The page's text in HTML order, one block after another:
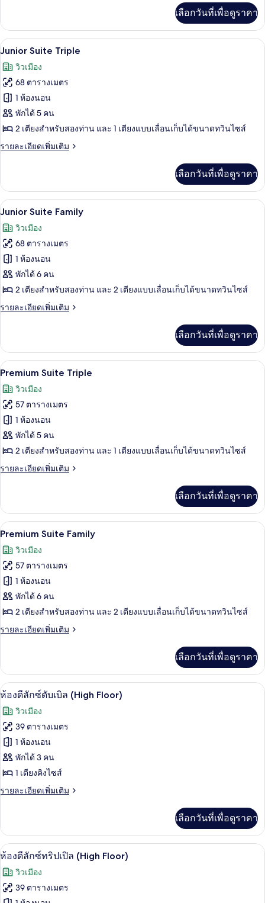
เกี่ยว
กับ
Royal
Family
Room
เลือกวันที่เพื่อดูราคา
เปิด
ภาพถ่าย
ทั้งหมด
ของ
Junior
Suite
Triple
ตู้นิรภัยในห้องพัก, โต๊ะทำงาน, พื้นที่ท
12
Junior Suite Triple
วิวเมือง
68 ตารางเมตร
1 ห้องนอน
พักได้ 5 คน
2 เตียงสำหรับสองท่าน และ 1 เตียงแบบเลื่อนเก็บได้ขนาดทวินไซส์
รายละเอียดเพิ่มเติม
ราย
เกี่ยว
กับ
Junior
Triple
เลือกวันที่เพื่อดูราคา
เปิด
ภาพถ่าย
ทั้งหมด
ของ
Junior
Suite
Family
ตู้นิรภัยในห้องพัก, โต๊ะทำงาน, พื้นที่ท
12
Junior Suite Family
วิวเมือง
68 ตารางเมตร
1 ห้องนอน
พักได้ 6 คน
2 เตียงสำหรับสองท่าน และ 2 เตียงแบบเลื่อนเก็บได้ขนาดทวินไซส์
รายละเอียดเพิ่มเติม
ราย
เกี่ยว
กับ
Junior
Family
เลือกวันที่เพื่อดูราคา
เปิด
ภาพถ่าย
ทั้งหมด
ของ
Premium
Suite
Triple
ตู้นิรภัยในห้องพัก, โต๊ะทำงาน, พื้นที่ท
12
Premium Suite Triple
วิวเมือง
57 ตารางเมตร
1 ห้องนอน
พักได้ 5 คน
2 เตียงสำหรับสองท่าน และ 1 เตียงแบบเลื่อนเก็บได้ขนาดทวินไซส์
รายละเอียดเพิ่มเติม
ราย
เกี่ยว
กับ
Premium
Triple
เลือกวันที่เพื่อดูราคา
เปิด
ภาพถ่าย
ทั้งหมด
ของ
Premium
Suite
Family
ตู้นิรภัยในห้องพัก, โต๊ะทำงาน, พื้นที่ท
12
Premium Suite Family
วิวเมือง
57 ตารางเมตร
1 ห้องนอน
พักได้ 6 คน
2 เตียงสำหรับสองท่าน และ 2 เตียงแบบเลื่อนเก็บได้ขนาดทวินไซส์
รายละเอียดเพิ่มเติม
ราย
เกี่ยว
กับ
Premium
Family
เลือกวันที่เพื่อดูราคา
เปิด
ภาพถ่าย
ทั้งหมด
ของ
ห้อง
ดี
ลัก
ดับเบิล
(High
Floor)
ตู้นิรภัยในห้องพัก, โต๊ะทำงาน, พื้นที่ท
3
ห้องดีลักซ์ดับเบิล (High Floor)
วิวเมือง
39 ตารางเมตร
1 ห้องนอน
พักได้ 3 คน
1 เตียงคิงไซส์
รายละเอียดเพิ่มเติม
ราย
เกี่ยว
กับ
ห้อง
ลัก
ซ์
ดับเบิล
เลือกวันที่เพื่อดูราคา
เปิด
ภาพถ่าย
ทั้งหมด
4
ห้องดีลักซ์ทริปเปิล (High Floor)
วิวเมือง
39 ตารางเมตร